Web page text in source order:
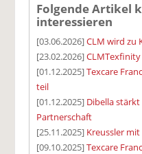
Folgende Artikel
interessieren
[03.06.2026]CLM wird zu
[23.02.2026]
[01.12.2025]Texcare
teil
[01.12.2025] Dibella
Partnerschaft
[25.11.2025] Kreussler
[09.10.2025]Texcare